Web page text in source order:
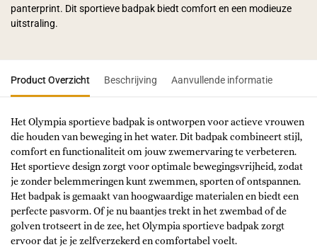
panterprint. Dit sportieve badpak biedt comfort en een modieuze
uitstraling.
Product Overzicht Beschrijving Aanvullende informatie
Het Olympia sportieve badpak is ontworpen voor actieve vrouwen
die houden van beweging in het water. Dit badpak combineert stijl,
comfort en functionaliteit om jouw zwemervaring te verbeteren.
Het sportieve design zorgt voor optimale bewegingsvrijheid, zodat
je zonder belemmeringen kunt zwemmen, sporten of ontspannen.
Het badpak is gemaakt van hoogwaardige materialen en biedt een
perfecte pasvorm. Of je nu baantjes trekt in het zwembad of de
golven trotseert in de zee, het Olympia sportieve badpak zorgt
ervoor dat je je zelfverzekerd en comfortabel voelt.